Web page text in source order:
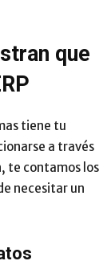
que
tiene tu
a través
te contamos los
necesitar un